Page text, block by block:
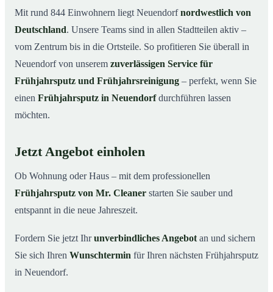
Mit rund 844 Einwohnern liegt Neuendorfnordwestlich von
Deutschland. Unsere Teams sind in allen Stadtteilen aktiv –
vom Zentrum bis in die Ortsteile. So profitieren Sie überall in
Neuendorf von unserem zuverlässigen Service für
Frühjahrsputz und Frühjahrsreinigung – perfekt, wenn Sie
einen Frühjahrsputz in Neuendorfdurchführen lassen
möchten.
Jetzt Angebot einholen
Ob Wohnung oder Haus – mit dem professionellen
Frühjahrsputz von Mr. Cleaner starten Sie sauber und
entspannt in die neue Jahreszeit.
Fordern Sie jetzt Ihrunverbindliches Angebot an und sichern
Sie sich Ihren Wunschtermin für Ihren nächsten Frühjahrsputz
in Neuendorf.